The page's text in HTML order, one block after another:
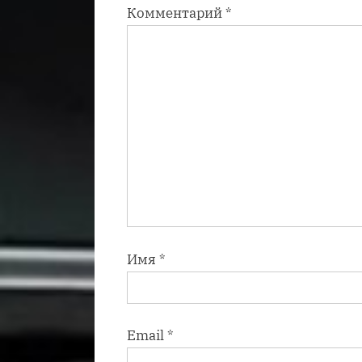
с
Комментарий*
Имя *
Email*